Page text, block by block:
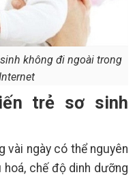
không đi ngoài trong
trẻ sơ sinh
vài ngày có thể nguyên
chế độ dinh dưỡng